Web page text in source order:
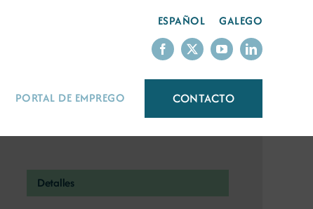
ESPAÑOL GALEGO
PORTAL DE EMPREGO CONTACTO
Detalles